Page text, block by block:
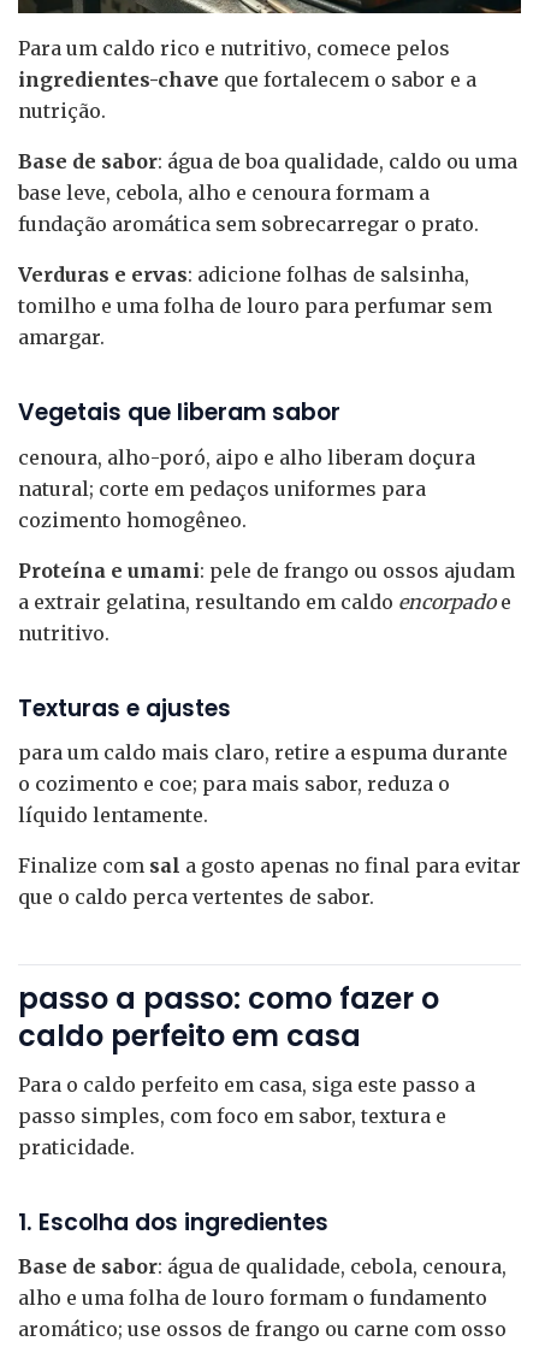
Para um caldo rico e nutritivo, comece pelos
ingredientes-chave que fortalecem o sabor e a
nutrição.
Base de sabor: água de boa qualidade, caldo ou uma
base leve, cebola, alho e cenoura formam a
fundação aromática sem sobrecarregar o prato.
Verduras e ervas: adicione folhas de salsinha,
tomilho e uma folha de louro para perfumar sem
amargar.
Vegetais que liberam sabor
cenoura, alho-poró, aipo e alho liberam doçura
natural; corte em pedaços uniformes para
cozimento homogêneo.
Proteína e umami: pele de frango ou ossos ajudam
a extrair gelatina, resultando em caldo encorpadoe
nutritivo.
Texturas e ajustes
para um caldo mais claro, retire a espuma durante
o cozimento e coe; para mais sabor, reduza o
líquido lentamente.
Finalize com sal a gosto apenas no final para evitar
que o caldo perca vertentes de sabor.
passo a passo: como fazer o
caldo perfeito em casa
Para o caldo perfeito em casa, siga este passo a
passo simples, com foco em sabor, textura e
praticidade.
1. Escolha dos ingredientes
Base de sabor: água de qualidade, cebola, cenoura,
alho e uma folha de louro formam o fundamento
aromático; use ossos de frango ou carne com osso